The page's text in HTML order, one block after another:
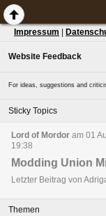
Impressum
Website Feedback
For ideas, suggestions and
Sticky Topics
Lord of Mordor am 01
19:38
Modding Union
Letzter Beitrag von
Themen